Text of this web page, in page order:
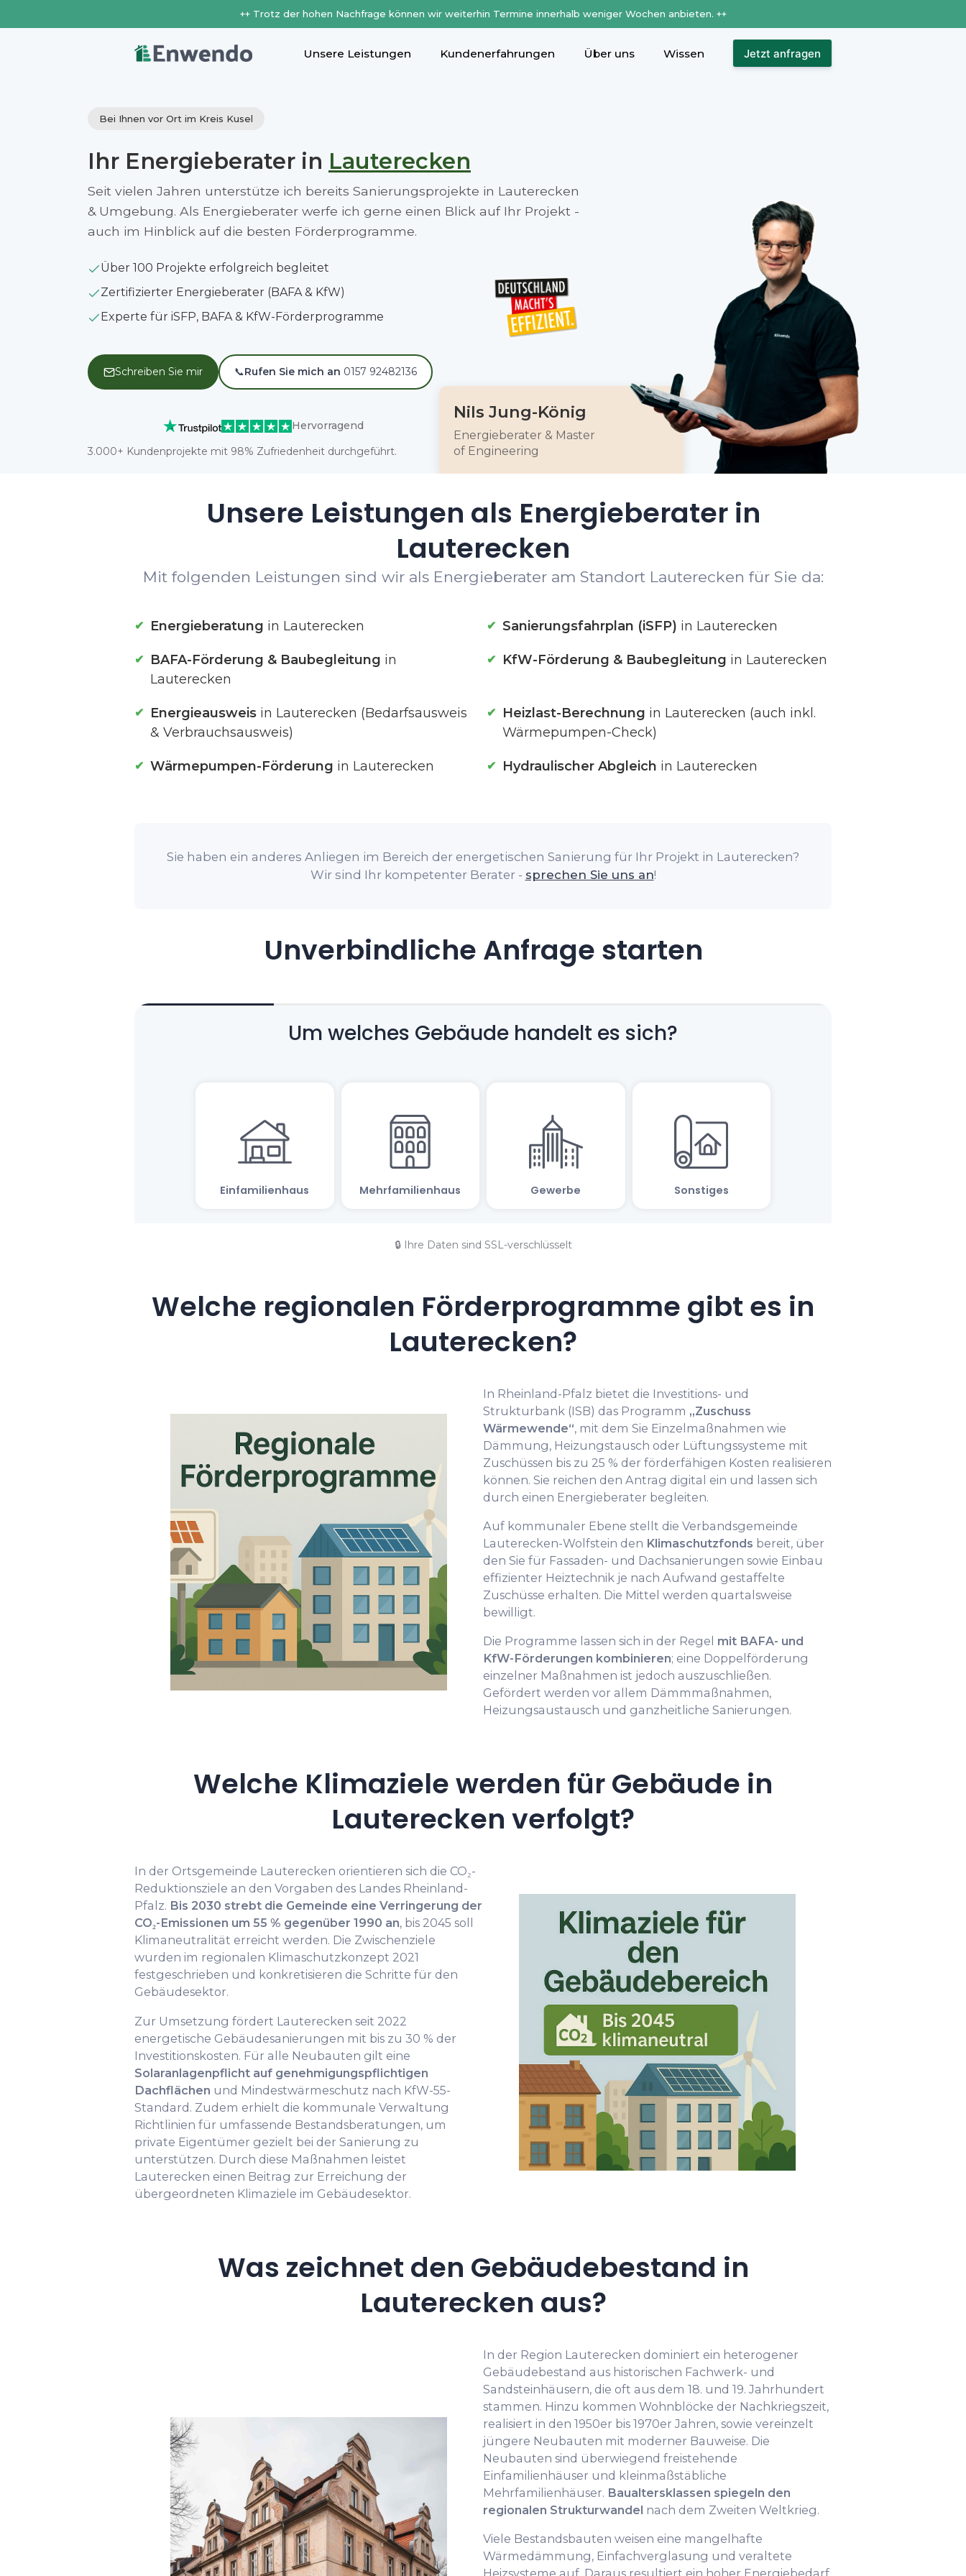
++ Trotz der hohen Nachfrage können wir weiterhin Termine innerhalb weniger Wochen anbieten. ++
Unsere Leistungen Kundenerfahrungen Über uns Wissen Jetzt anfragen
Bei Ihnen vor Ort im Kreis Kusel
Ihr Energieberater in Lauterecken
Seit vielen Jahren unterstütze ich bereits Sanierungsprojekte in Lauterecken
& Umgebung. Als Energieberater werfe ich gerne einen Blick auf Ihr Projekt -
auch im Hinblick auf die besten Förderprogramme.
Über 100 Projekte erfolgreich begleitet
Zertifizierter Energieberater (BAFA & KfW)
Experte für iSFP, BAFA & KfW-Förderprogramme
Schreiben Sie mir 📞Rufen Sie mich an 0157 92482136
Hervorragend
3.000+ Kundenprojekte mit 98% Zufriedenheit durchgeführt.
Nils Jung-König
Energieberater & Master
of Engineering
Unsere Leistungen als Energieberater in
Lauterecken
Mit folgenden Leistungen sind wir als Energieberater am Standort Lauterecken für Sie da:
Energieberatung in Lauterecken Sanierungsfahrplan (iSFP) in Lauterecken
BAFA-Förderung & Baubegleitung in
Lauterecken
KfW-Förderung & Baubegleitung in Lauterecken
Energieausweis in Lauterecken (Bedarfsausweis
& Verbrauchsausweis)
Heizlast-Berechnung in Lauterecken (auch inkl.
Wärmepumpen-Check)
Wärmepumpen-Förderung in Lauterecken Hydraulischer Abgleich in Lauterecken
Sie haben ein anderes Anliegen im Bereich der energetischen Sanierung für Ihr Projekt in Lauterecken?
Wir sind Ihr kompetenter Berater - sprechen Sie uns an!
Unverbindliche Anfrage starten
🔒 Ihre Daten sind SSL-verschlüsselt
Welche regionalen Förderprogramme gibt es in
Lauterecken?
In Rheinland-Pfalz bietet die Investitions- und
Strukturbank (ISB) das Programm „Zuschuss
Wärmewende“, mit dem Sie Einzelmaßnahmen wie
Dämmung, Heizungs­tausch oder Lüftungs­systeme mit
Zuschüssen bis zu 25 % der förderfähigen Kosten realisieren
können. Sie reichen den Antrag digital ein und lassen sich
durch einen Energieberater begleiten.
Auf kommunaler Ebene stellt die Verbandsgemeinde
Lauterecken-Wolfstein den Klimaschutzfonds bereit, über
den Sie für Fassaden- und Dach­sanierungen sowie Einbau
effizienter Heiztechnik je nach Aufwand gestaffelte
Zuschüsse erhalten. Die Mittel werden quartalsweise
bewilligt.
Die Programme lassen sich in der Regel mit BAFA- und
KfW-Förderungen kombinieren; eine Doppel­förderung
einzelner Maßnahmen ist jedoch auszuschließen.
Gefördert werden vor allem Dämmmaßnahmen,
Heizungs­austausch und ganzheitliche Sanierungen.
Welche Klimaziele werden für Gebäude in
Lauterecken verfolgt?
In der Ortsgemeinde Lauterecken orientieren sich die CO₂-
Reduktionsziele an den Vorgaben des Landes Rheinland-
Pfalz. Bis 2030 strebt die Gemeinde eine Verringerung der
CO₂-Emissionen um 55 % gegenüber 1990 an, bis 2045 soll
Klimaneutralität erreicht werden. Die Zwischenziele
wurden im regionalen Klimaschutzkonzept 2021
festgeschrieben und konkretisieren die Schritte für den
Gebäudesektor.
Zur Umsetzung fördert Lauterecken seit 2022
energetische Gebäudesanierungen mit bis zu 30 % der
Investitionskosten. Für alle Neubauten gilt eine
Solaranlagenpflicht auf genehmigungspflichtigen
Dachflächen und Mindestwärmeschutz nach KfW-55-
Standard. Zudem erhielt die kommunale Verwaltung
Richtlinien für umfassende Bestandsberatungen, um
private Eigentümer gezielt bei der Sanierung zu
unterstützen. Durch diese Maßnahmen leistet
Lauterecken einen Beitrag zur Erreichung der
übergeordneten Klimaziele im Gebäudesektor.
Was zeichnet den Gebäudebestand in
Lauterecken aus?
In der Region Lauterecken dominiert ein heterogener
Gebäudebestand aus historischen Fachwerk- und
Sandsteinhäusern, die oft aus dem 18. und 19. Jahrhundert
stammen. Hinzu kommen Wohnblöcke der Nachkriegszeit,
realisiert in den 1950er bis 1970er Jahren, sowie vereinzelt
jüngere Neubauten mit moderner Bauweise. Die
Neubauten sind überwiegend freistehende
Einfamilienhäuser und kleinmaßstäbliche
Mehrfamilienhäuser. Baualtersklassen spiegeln den
regionalen Strukturwandel nach dem Zweiten Weltkrieg.
Viele Bestandsbauten weisen eine mangelhafte
Wärmedämmung, Einfachverglasung und veraltete
Heizsysteme auf. Daraus resultiert ein hoher Energiebedarf